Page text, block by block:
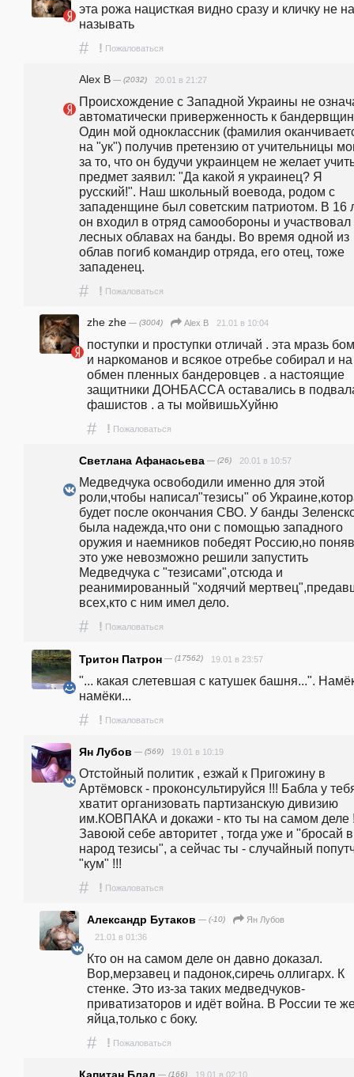
эта рожа нацисткая видно сразу и кличку не
называть
# ! Пожаловаться
Alex B — (2032) 20.01 в 21:27
Происхождение с Западной Украины не
автоматически приверженность к
Один мой одноклассник (фамилия
на "ук") получив претензию от учительницы
за то, что он будучи украинцем не желает
предмет заявил: "Да какой я украинец? Я
русский!". Наш школьный воевода, родом с
западенщине был советским патриотом. В 16
он входил в отряд самообороны и участвовал
лесных облавах на банды. Во время одной из
облав погиб командир отряда, его отец, тоже
западенец.
# ! Пожаловаться
zhe zhe — (3004) Alex B 21.01 в 10:04
поступки и проступки отличай . эта мразь
и наркоманов и всякое отребье собирал и на
обмен пленных бандеровцев . а настоящие
защитники ДОНБАССА оставались в
фашистов . а ты мойвишьХуйню
# ! Пожаловаться
Светлана Афанасьева — (26) 20.01 в 10:57
Медведчука освободили именно для этой
роли,чтобы написал"тезисы" об
будет после окончания СВО. У банды
была надежда,что они с помощью западного
оружия и наемников победят Россию,но
это уже невозможно решили запустить
Медведчука с "тезисами",отсюда и
реанимированный "ходячий
всех,кто с ним имел дело.
# ! Пожаловаться
Тритон Патрон — (17562) 19.01 в 23:57
"... какая слетевшая с катушек башня...".
намёки...
# ! Пожаловаться
Ян Лубов — (569) 19.01 в 10:19
Отстойный политик , езжай к Пригожину в
Артёмовск - проконсультируйся !!! Бабла у
хватит организовать партизанскую дивизию
им.КОВПАКА и докажи - кто ты на самом деле
Завоюй себе авторитет , тогда уже и "бросай в
народ тезисы", а сейчас ты - случайный
"кум" !!!
# ! Пожаловаться
Александр Бутаков — (-10)
Ян Лубов
21.01 в 01:36
Кто он на самом деле он давно доказал.
Вор,мерзавец и падонок,сиречь оллигарх. К
стенке. Это из-за таких медведчуков-
приватизаторов и идёт война. В России те
яйца,только с боку.
# ! Пожаловаться
— (166) 19.01 в 02:10